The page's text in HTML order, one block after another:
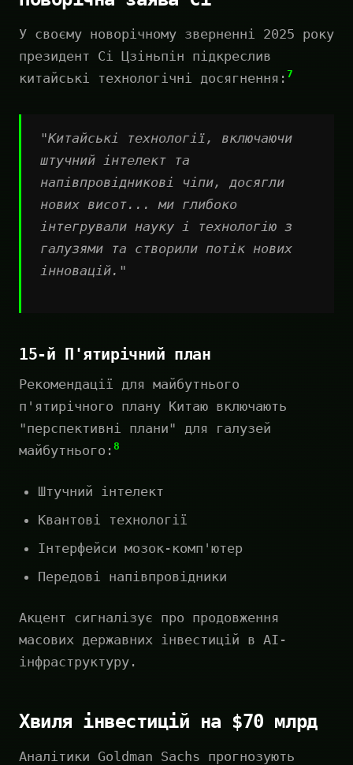
У своєму новорічному зверненні 2025 року
президент Сі Цзіньпін підкреслив
китайські технологічні досягнення: 7
"Китайські технології, включаючи
штучний інтелект та
напівпровідникові чіпи, досягли
нових висот... ми глибоко
інтегрували науку і технологію з
галузями та створили потік нових
інновацій."
15-й П'ятирічний план
Рекомендації для майбутнього
п'ятирічного плану Китаю включають
"перспективні плани" для галузей
майбутнього: 8
Штучний інтелект
Квантові технології
Інтерфейси мозок-комп'ютер
Передові напівпровідники
Акцент сигналізує про продовження
масових державних інвестицій в AI-
інфраструктуру.
Хвиля інвестицій на $70 млрд
Аналітики Goldman Sachs прогнозують